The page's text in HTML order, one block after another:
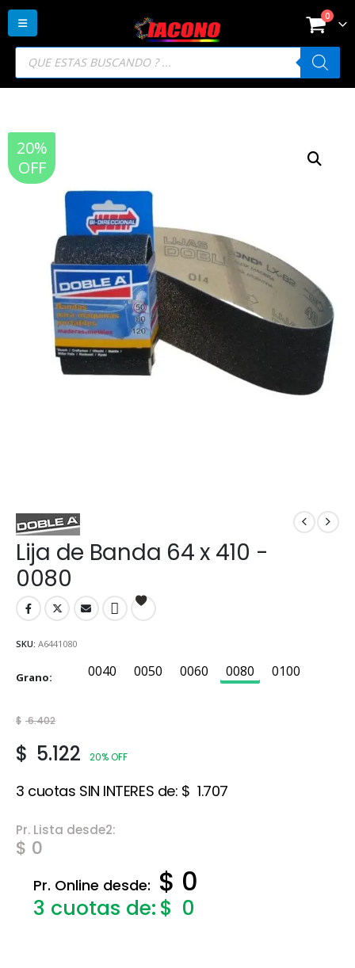
Búsqueda
productos
0
20%
OFF
Lija de Banda 64 x 410 -
0080
SKU: A6441080
Grano 0040
0040 0050
0050 0060
0060 0080
0080 0100
0100
$ 6.402
$ 5.122 20% OFF
3 cuotas SIN INTERES de: $ 1.707
Pr. Lista desde2:
$ 0
Pr. Online desde: $ 0
$ 0